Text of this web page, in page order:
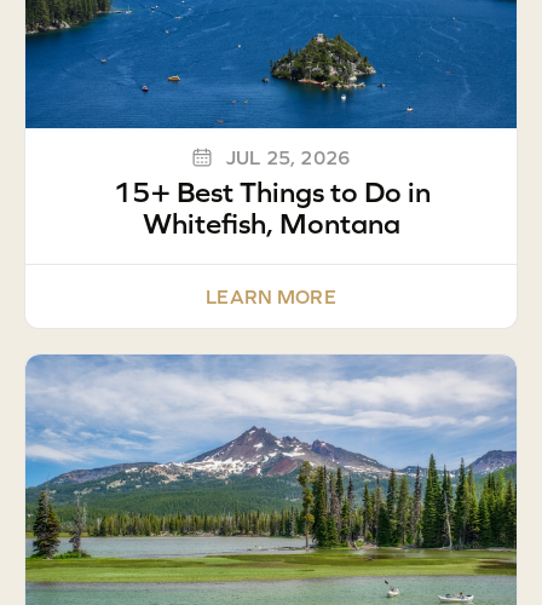
JUL 25, 2026
15+ Best Things to Do in
Whitefish, Montana
LEARN MORE